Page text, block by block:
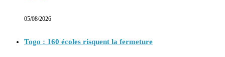
05/08/2026
Togo : 160 écoles risquent la fermeture